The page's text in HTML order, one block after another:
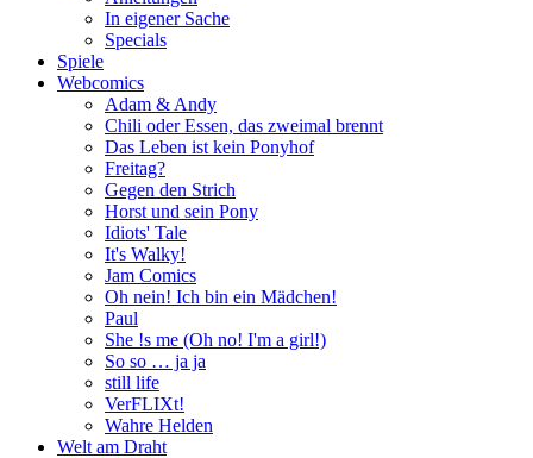
In eigener Sache
Specials
Spiele
Webcomics
Adam & Andy
Chili oder Essen, das zweimal brennt
Das Leben ist kein Ponyhof
Freitag?
Gegen den Strich
Horst und sein Pony
Idiots' Tale
It's Walky!
Jam Comics
Oh nein! Ich bin ein Mädchen!
Paul
She !s me (Oh no! I'm a girl!)
So so … ja ja
still life
VerFLIXt!
Wahre Helden
Welt am Draht